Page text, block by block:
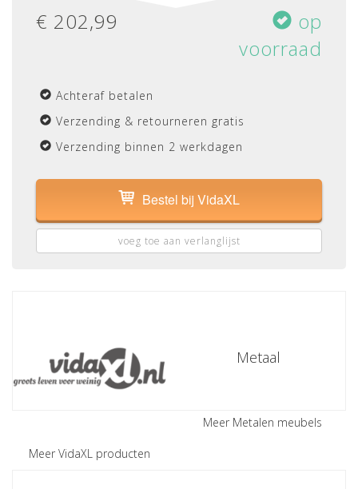
€ 202,99
op
voorraad
Achteraf betalen
Verzending & retourneren gratis
Verzending binnen 2 werkdagen
Bestel bij VidaXL
voeg toe aan verlanglijst
Meer VidaXL producten
Metaal
Meer Metalen meubels